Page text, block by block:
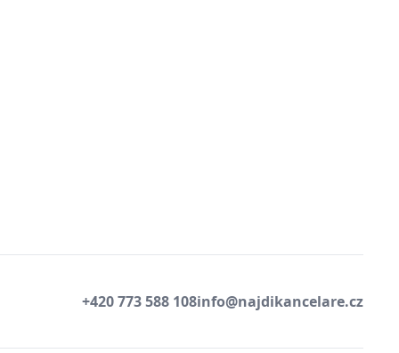
+420 773 588 108info@najdikancelare.cz